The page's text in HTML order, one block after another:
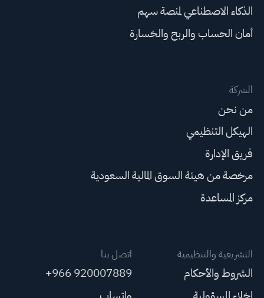
الذكاء الاصطناعي لمنصة سهم
أمان الحساب والربح والخسارة
الشركة
من نحن
الهيكل التنظيمي
فريق الإدارة
مرخصة من هيئة السوق المالية السعودية
مركز المساعدة
التشريعية والتنظيمية
الشروط والأحكام
اتصل بنا
+966 920007889